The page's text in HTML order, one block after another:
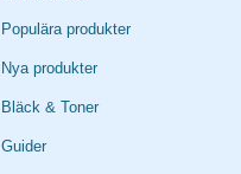
Populära produkter
Nya produkter
Bläck & Toner
Guider